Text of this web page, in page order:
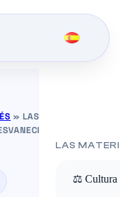
LAS
⚖️ Cultura
» LAS MONEDAS
POCO A